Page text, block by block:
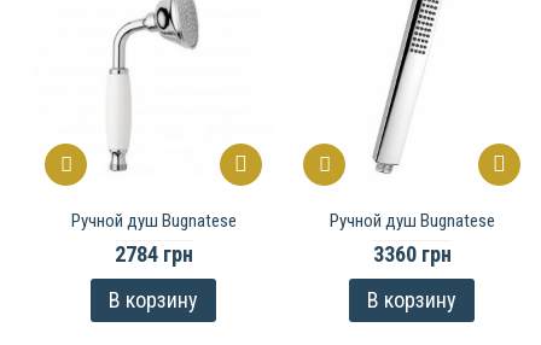
Ручной душ Bugnatese
2784 грн
В корзину
Ручной душ Bugnatese
3360 грн
В корзину